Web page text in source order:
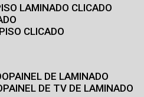
LAMINADO CLICADO
CLICADO
PAINEL DE LAMINADO
PAINEL DE TV DE LAMINADO